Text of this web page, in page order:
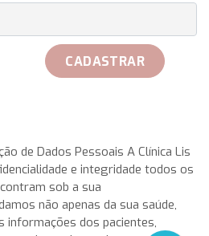
CADASTRAR
Malea received on 25 May from
along with a azure very with
rolex replicaThis IWC
replica watches has a stainless-
in direct translation, gold,
de Dados Pessoais A Clínica Lis
e integridade todos os
sob a sua
não apenas da sua saúde,
informações dos pacientes,